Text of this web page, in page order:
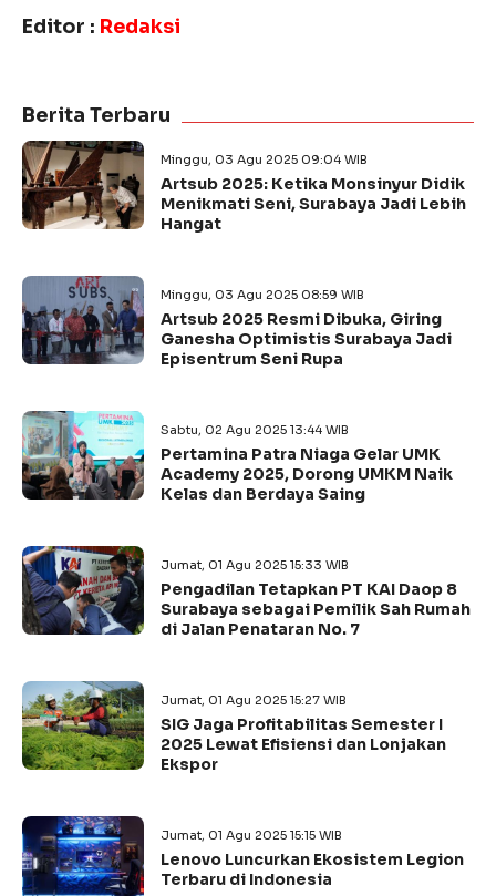
Editor : Redaksi
Berita Terbaru
Minggu, 03 Agu 2025 09:04 WIB
Artsub 2025: Ketika Monsinyur Didik
Menikmati Seni, Surabaya Jadi Lebih
Hangat
Minggu, 03 Agu 2025 08:59 WIB
Artsub 2025 Resmi Dibuka, Giring
Ganesha Optimistis Surabaya Jadi
Episentrum Seni Rupa
Sabtu, 02 Agu 2025 13:44 WIB
Pertamina Patra Niaga Gelar UMK
Academy 2025, Dorong UMKM Naik
Kelas dan Berdaya Saing
Jumat, 01 Agu 2025 15:33 WIB
Pengadilan Tetapkan PT KAI Daop 8
Surabaya sebagai Pemilik Sah Rumah
di Jalan Penataran No. 7
Jumat, 01 Agu 2025 15:27 WIB
SIG Jaga Profitabilitas Semester I
2025 Lewat Efisiensi dan Lonjakan
Ekspor
Jumat, 01 Agu 2025 15:15 WIB
Lenovo Luncurkan Ekosistem Legion
Terbaru di Indonesia